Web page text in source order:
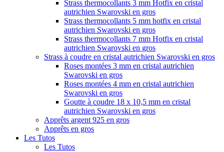
Strass thermocollants 3 mm Hotfix en cristal
autrichien Swarovski en gros
Strass thermocollants 5 mm hotfix en cristal
autrichien Swarovski en gros
Strass thermocollants 7 mm Hotfix en cristal
autrichien Swarovski en gros
Strass à coudre en cristal autrichien Swarovski en gros
Roses montées 3 mm en cristal autrichien
Swarovski en gros
Roses montées 4 mm en cristal autrichien
Swarovski en gros
Goutte à coudre 18 x 10,5 mm en cristal
autrichien Swarovski en gros
Apprêts argent 925 en gros
Apprêts en gros
Les Tutos
Les Tutos